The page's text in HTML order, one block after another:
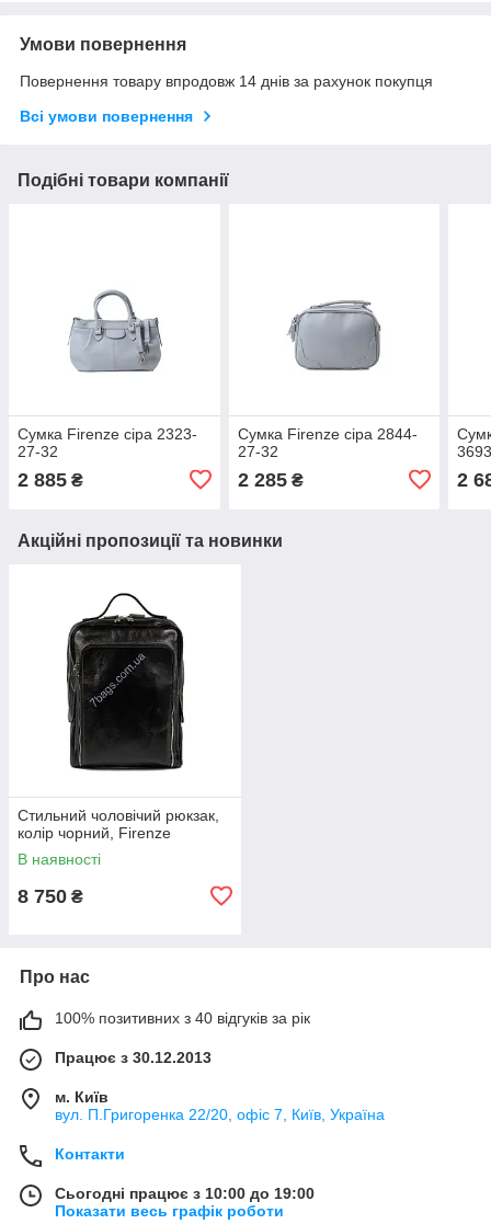
Умови повернення
Повернення товару впродовж 14 днів за рахунок покупця
Всі умови повернення
Подібні товари компанії
Сумка Firenze сіра 2323-
27-32
2 885 ₴
Сумка Firenze сіра 2844-
27-32
2 285₴ 2
Акційні пропозиції та новинки
Стильний чоловічий рюкзак,
колір чорний, Firenze
В наявності
8 750 ₴
Про нас
100% позитивних з 40 відгуків за рік
Працює з 30.12.2013
м. Київ
вул. П.Григоренка 22/20, офіс 7, Київ, Україна
Контакти
Сьогодні працює з 10:00 до 19:00
Показати весь графік роботи